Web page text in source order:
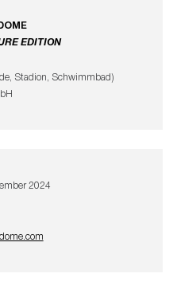
EDITION
Stadion, Schwimmbad)
2024